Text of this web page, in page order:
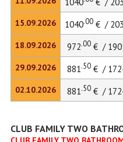
15.09.2026
18.09.2026
29.09.2026
02.10.2026
1040
€ /
1040.00€ /
972.00€ /
881.50€ /
881.50€ /
CLUB FAMILY TWO